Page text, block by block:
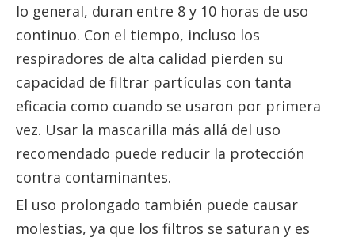
lo general, duran entre 8 y 10 horas de uso
continuo. Con el tiempo, incluso los
respiradores de alta calidad pierden su
capacidad de filtrar partículas con tanta
eficacia como cuando se usaron por primera
vez. Usar la mascarilla más allá del uso
recomendado puede reducir la protección
contra contaminantes.
El uso prolongado también puede causar
molestias, ya que los filtros se saturan y es